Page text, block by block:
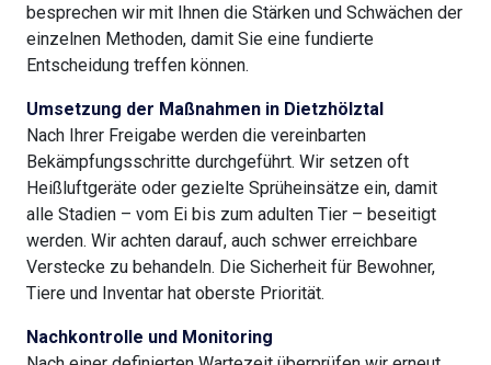
besprechen wir mit Ihnen die Stärken und Schwächen der
einzelnen Methoden, damit Sie eine fundierte
Entscheidung treffen können.
Umsetzung der Maßnahmen in Dietzhölztal
Nach Ihrer Freigabe werden die vereinbarten
Bekämpfungsschritte durchgeführt. Wir setzen oft
Heißluftgeräte oder gezielte Sprüheinsätze ein, damit
alle Stadien – vom Ei bis zum adulten Tier – beseitigt
werden. Wir achten darauf, auch schwer erreichbare
Verstecke zu behandeln. Die Sicherheit für Bewohner,
Tiere und Inventar hat oberste Priorität.
Nachkontrolle und Monitoring